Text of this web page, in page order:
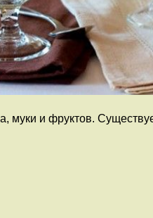
муки и фруктов.